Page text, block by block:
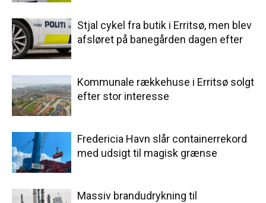
Stjal cykel fra butik i Erritsø, men blev
afsløret på banegården dagen efter
Kommunale rækkehuse i Erritsø solgt
efter stor interesse
Fredericia Havn slår containerrekord
med udsigt til magisk grænse
Massiv brandudrykning til